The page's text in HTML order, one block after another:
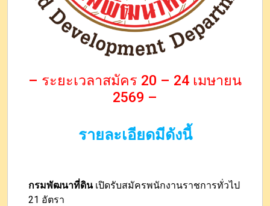
– ระยะเวลาสมัคร 20 – 24 เมษายน
2569 –
รายละเอียดมีดังนี้
กรมพัฒนาที่ดินเปิดรับสมัครพนักงานราชการทั่วไป
21 อัตรา